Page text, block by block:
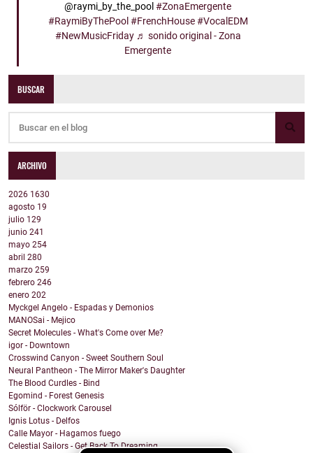
@raymi_by_the_pool#ZonaEmergente
#RaymiByThePool #FrenchHouse #VocalEDM
#NewMusicFriday ♬ sonido original - Zona
Emergente
BUSCAR
ARCHIVO
2026 1630
agosto 19
julio 129
junio 241
mayo 254
abril 280
marzo 259
febrero 246
enero 202
Myckgel Angelo - Espadas y Demonios
MANOSai - Mejico
Secret Molecules - What's Come over Me?
igor - Downtown
Crosswind Canyon - Sweet Southern Soul
Neural Pantheon - The Mirror Maker's Daughter
The Blood Curdles - Bind
Egomind - Forest Genesis
Sólför - Clockwork Carousel
Ignis Lotus - Delfos
Calle Mayor - Hagamos fuego
Celestial Sailors - Get Back To Dreaming